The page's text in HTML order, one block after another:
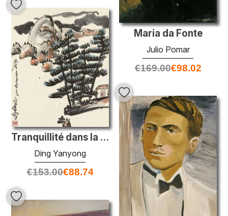
Maria da Fonte
Julio Pomar
€169.00€98.02
Tranquillité dans la forêt
Ding Yanyong
€153.00€88.74